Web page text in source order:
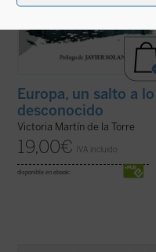
Europa, un salto a lo
desconocido
Victoria Martín de la Torre
19,00€ IVA incluido
disponible en ebook: